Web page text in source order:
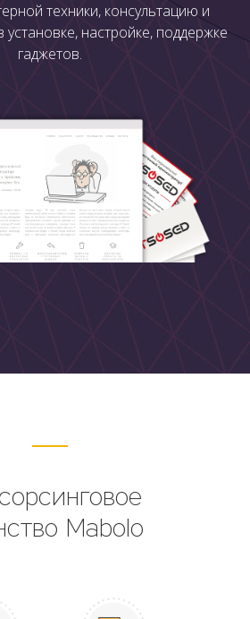
техники, консультацию и
настройке, поддержке
гаджетов.
Mabolo